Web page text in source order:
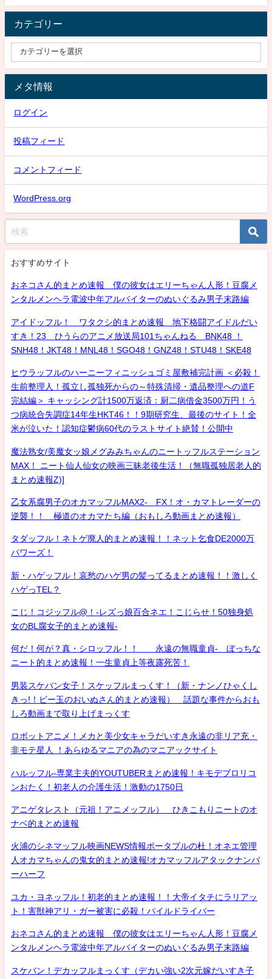
カテゴリー
メタ情報
ログイン
投稿フィード
コメントフィード
WordPress.org
おすすめサイト
おネコさん的まとめ速報 僕の彼女はエリーちゃん人形！豆腐メ
ンタルメンヘラ電波中年アルバイターのぬいぐるみ男子末路編
アイドッフル！ ワタクシ的まとめ速報 地下格闘アイドルだい
すき！23 ひうらのアニメ放送局101ちゃんねる BNK48 ！
SNH48！JKT48！MNL48！SGO48！GNZ48！STU48！SKE48
ヒウラッフルのハーニーフィニッシュゴミ屋敷補完計画 ＜必殺！
生前整理人！孤立し孤独死からの～特殊清掃・遺品整理への道F
完結編＞ キャッシング計1500万返済：厨二病借金3500万円！う
つ病統合失調症14年生HKT46！！9期研究生、最後のサイト！全
米が泣いた！認知症鬱病60代のラストサイト絶賛！公開中
魔法熟女/美魔女ッ娘メグみみちゃんのニートッフルステーション
MAX！ ニート仙人仙女の映画三昧老後生活！（無職孤独居老人的
まとめ速報Z)]
乙女系腐男子のオカマッフルMAX2- FX！オ・カマトレーダーの
逆襲！！ 極道のオカマたち編（おもしろ動画まとめ速報）
タダッフル！ネトゲ廃人的まとめ速報！！ネット乞食DE2000万
パワーズ！
新・ハゲッフル！哀愁のハゲ男の髪ってるまとめ速報！！激しく
ハゲっTEL？
こじ！コジッフル@！-レズっ娘百合ネエ！こじらせ！50独身処
女のBL腐女子的まとめ速報-
何だ！何が？真・シロッフル！！ 永遠の無職童貞- ぼっちな
ニート的まとめ速報！一生童貞上等夜露死苦！
男装スケバン女子！スケッフルまっくす！（新・ナンノひゃくし
きっ!！ビー玉のおいぬさん的まとめ速報） 話題な事件からおも
しろ動画まで取り上げまっくす
ロボットアニメ！メカと美少女キャラだいすき永遠の非リア充・
非モテ星人 ！あらゆるマニアの為のマニアックサイト
ハルッフル-専業主夫的YOUTUBERまとめ速報！キモデブロリコ
ンおたく！初老人の介護生活！激動の1750日
アニゲタレスト（元祖！アニメッフル） ひきこもりニートのオ
ナベ的まとめ速報
火浦のシネマッフル映画NEWS情報ポータブルの杜！オネエ管理
人オカマちゃんの鬼女的まとめ速報!オカマッフルアタックナンバ
ーハーフ
ユカ・ヨネッフル！初老的まとめ速報！！大帝イタチにラリアッ
ト！害獣神アリ・ガー被害に必殺！パイルドライバー
おネコさん的まとめ速報 僕の彼女はエリーちゃん人形！豆腐メ
ンタルメンヘラ電波中年アルバイターのぬいぐるみ男子末路編
スケバン！デカッフルまっくす（デカい強い2次元嫁だいすき子